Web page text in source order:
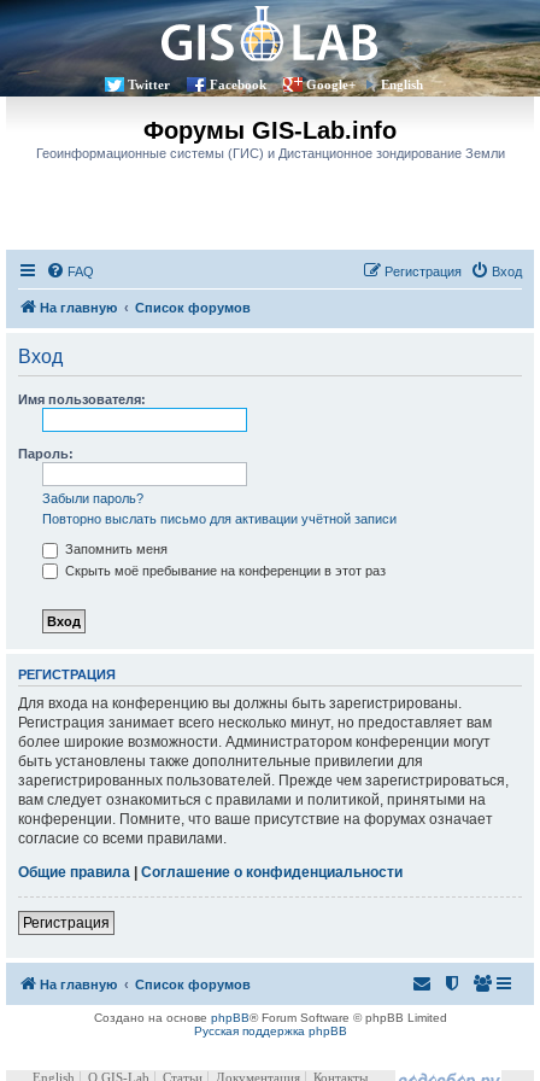
Twitter Facebook Google+ English
Форумы GIS-Lab.info
Геоинформационные системы (ГИС) и Дистанционное зондирование Земли
FAQ Вход
Регистрация
На главную Список форумов
Вход
Имя пользователя:
Пароль:
Забыли пароль?
Повторно выслать письмо для активации учётной записи
Запомнить меня
Скрыть моё пребывание на конференции в этот раз
РЕГИСТРАЦИЯ
Для входа на конференцию вы должны быть зарегистрированы.
Регистрация занимает всего несколько минут, но предоставляет вам
более широкие возможности. Администратором конференции могут
быть установлены также дополнительные привилегии для
зарегистрированных пользователей. Прежде чем зарегистрироваться,
вам следует ознакомиться с правилами и политикой, принятыми на
конференции. Помните, что ваше присутствие на форумах означает
согласие со всеми правилами.
Общие правила | Соглашение о конфиденциальности
Регистрация
На главную Список форумов
Создано на основе phpBB® Forum Software © phpBB Limited
Русская поддержка phpBB
English О GIS-Lab Статьи Документация Контакты